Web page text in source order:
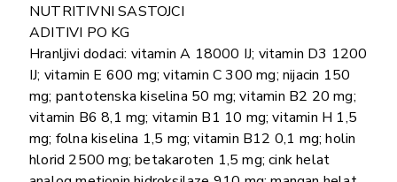
NUTRITIVNI SASTOJCI
ADITIVI PO KG
Hranljivi dodaci: vitamin A 18000 IJ; vitamin D3 1200
IJ; vitamin E 600 mg; vitamin C 300 mg; nijacin 150
mg; pantotenska kiselina 50 mg; vitamin B2 20 mg;
vitamin B6 8,1 mg; vitamin B1 10 mg; vitamin H 1,5
mg; folna kiselina 1,5 mg; vitamin B12 0,1 mg; holin
hlorid 2500 mg; betakaroten 1,5 mg; cink helat